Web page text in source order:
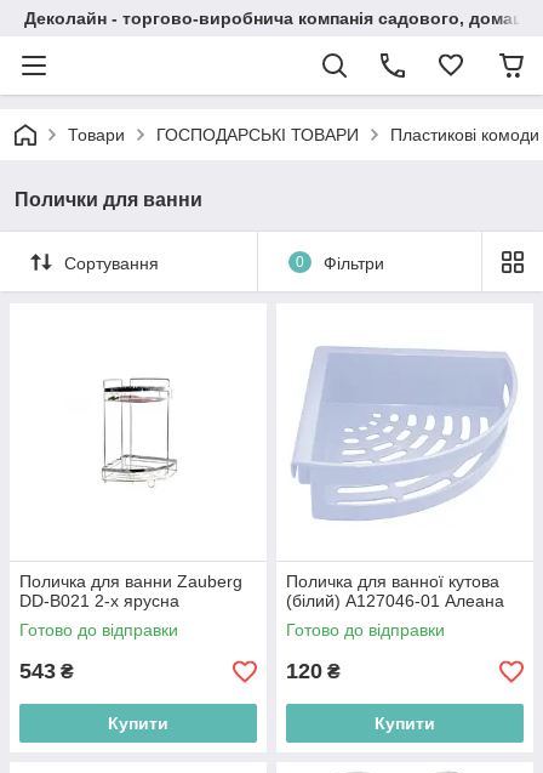
Деколайн - торгово-виробнича компанія садового,
Товари ГОСПОДАРСЬКІ ТОВАРИ Пластикові комоди
Полички для ванни
Сортування 0 Фільтри
Поличка для ванни Zauberg
DD-B021 2-х ярусна
Готово до відправки
543 ₴
Купити
Поличка для ванної кутова
(білий) А127046-01 Алеана
Готово до відправки
120 ₴
Купити